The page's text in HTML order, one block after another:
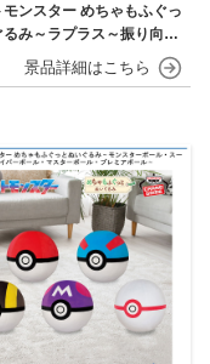
ンスター めちゃもふぐっ
るみ～ラプラス～振り向きv